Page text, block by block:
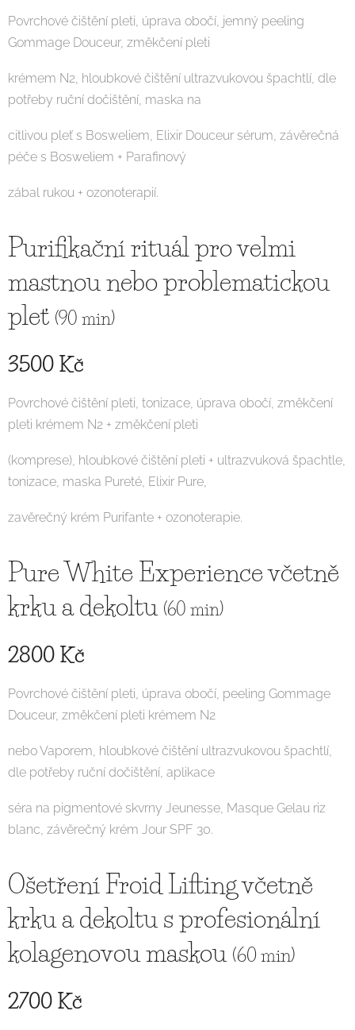
Povrchové čištění pleti, úprava obočí, jemný peeling
Gommage Douceur, změkčení pleti
krémem N2, hloubkové čištění ultrazvukovou špachtlí, dle
potřeby ruční dočištění, maska na
citlivou pleť s Bosweliem, Elixir Douceur sérum, závěrečná
péče s Bosweliem + Parafinový
zábal rukou + ozonoterapií.
Purifikační rituál pro velmi
mastnou nebo problematickou
pleť (90 min)
3500 Kč
Povrchové čištění pleti, tonizace, úprava obočí, změkčení
pleti krémem N2 + změkčení pleti
(komprese), hloubkové čištění pleti + ultrazvuková špachtle,
tonizace, maska Pureté, Elixir Pure,
zavěrečný krém Purifante + ozonoterapie.
Pure White Experience včetně
krku a dekoltu (60 min)
2800 Kč
Povrchové čištění pleti, úprava obočí, peeling Gommage
Douceur, změkčení pleti krémem N2
nebo Vaporem, hloubkové čištění ultrazvukovou špachtlí,
dle potřeby ruční dočištění, aplikace
séra na pigmentové skvrny Jeunesse, Masque Gelau riz
blanc, závěrečný krém Jour SPF 30.
Ošetření Froid Lifting včetně
krku a dekoltu s profesionální
kolagenovou maskou (60 min)
2700 Kč